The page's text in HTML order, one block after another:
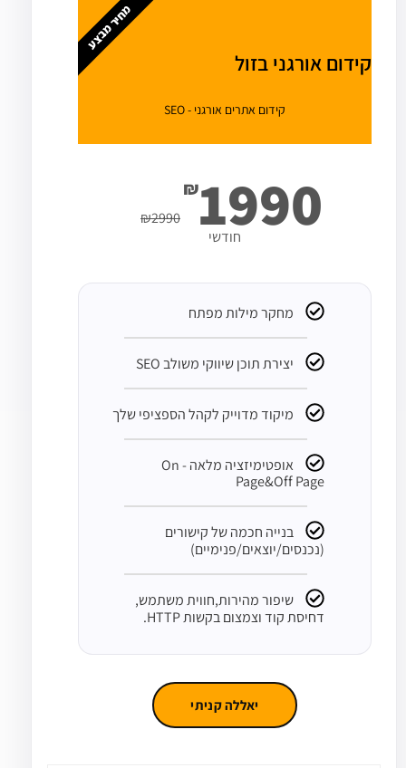
קידום אורגני בזול
קידום אתרים אורגני - SEO
₪2990
₪1990
חודשי
מחקר מילות מפתח
יצירת תוכן שיווקי משולב SEO
מיקוד מדוייק לקהל הספציפי שלך
אופטימיזציה מלאה - On
Page&Off Page
בנייה חכמה של קישורים
(נכנסים/יוצאים/פנימיים)
שיפור מהירות,חווית משתמש,
דחיסת קוד וצמצום בקשות HTTP.
יאללה קניתי
מחיר מבצע